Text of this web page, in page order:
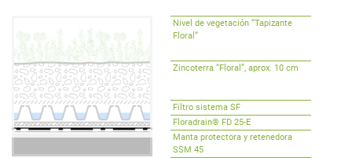
Nivel de vegetación “Tapizante
Floral“
Zincoterra “Floral”, aprox. 10 cm
Filtro sistema SF
Floradrain® FD 25-E
Manta protectora y retenedora
SSM 45